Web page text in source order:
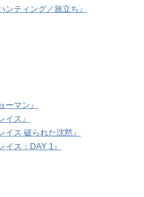
ンティング／旅立ち』
ーマン』
イス』
イス 破られた沈黙』
イス：DAY 1』